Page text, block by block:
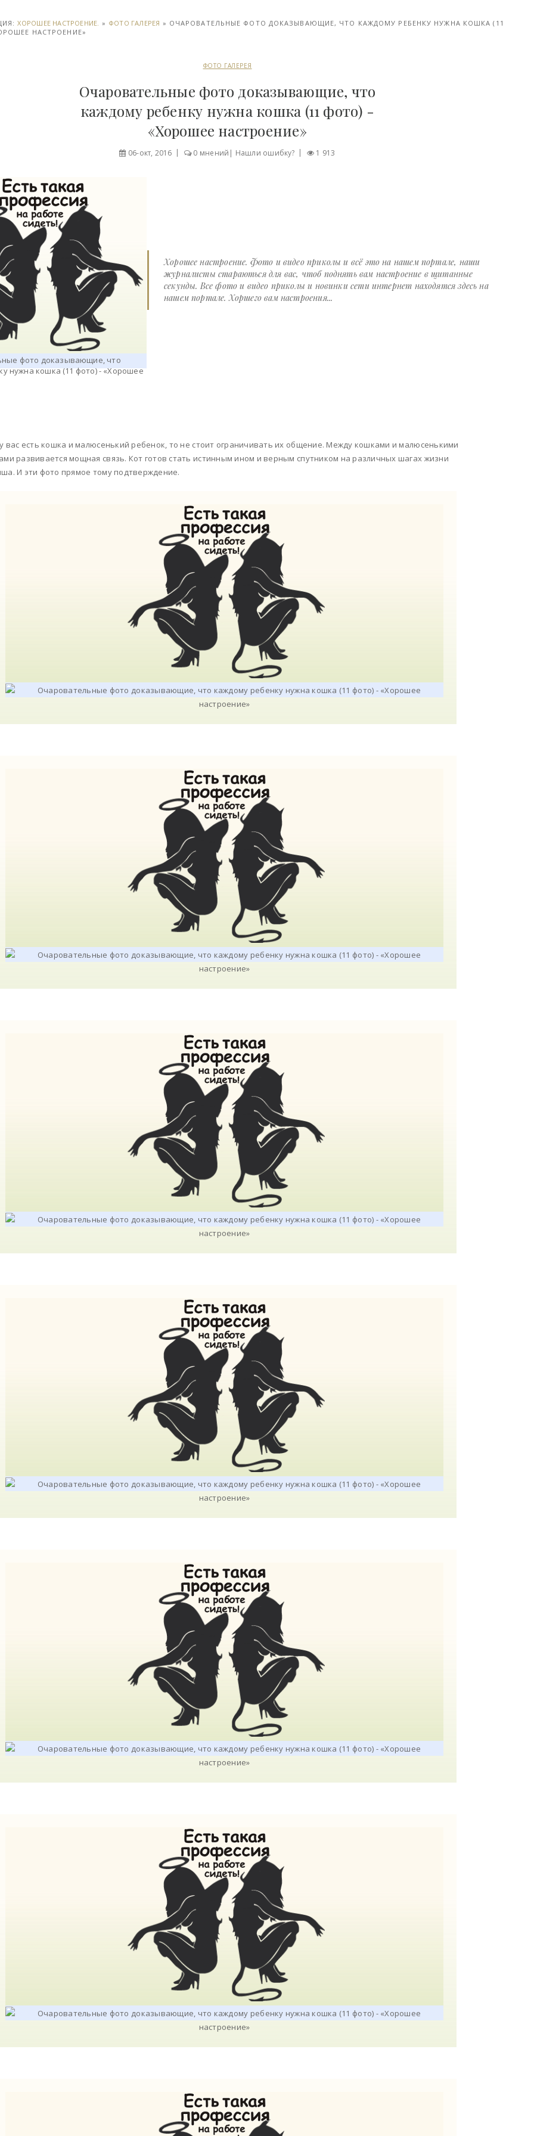
ХОРОШЕЕ НАСТРОЕНИЕ. » ФОТО ГАЛЕРЕЯ » ОЧАРОВАТЕЛЬНЫЕ ФОТО ДОКАЗЫВАЮЩИЕ, ЧТО КАЖДОМУ РЕБЕНКУ НУЖНА КОШКА (11
НАСТРОЕНИЕ»
ФОТО ГАЛЕРЕЯ
Очаровательные фото доказывающие, что
каждому ребенку нужна кошка (11 фото) -
«Хорошее настроение»
06-окт, 2016 0 мнений | Нашли ошибку? 1 913
Хорошее настроение. Фото и видео приколы и всё это на нашем портале, наши
журналисты стараються для вас, чтоб поднять вам настроение в щитанные
секунды. Все фото и видео приколы и новинки сети интернет находятся здесь на
нашем портале. Хоршего вам настроения...
у вас есть кошка и малюсенький ребенок, то не стоит ограничивать их общение. Между кошками и малюсенькими
развивается мощная связь. Кот готов стать истинным ином и верным спутником на различных шагах жизни
И эти фото прямое тому подтверждение.